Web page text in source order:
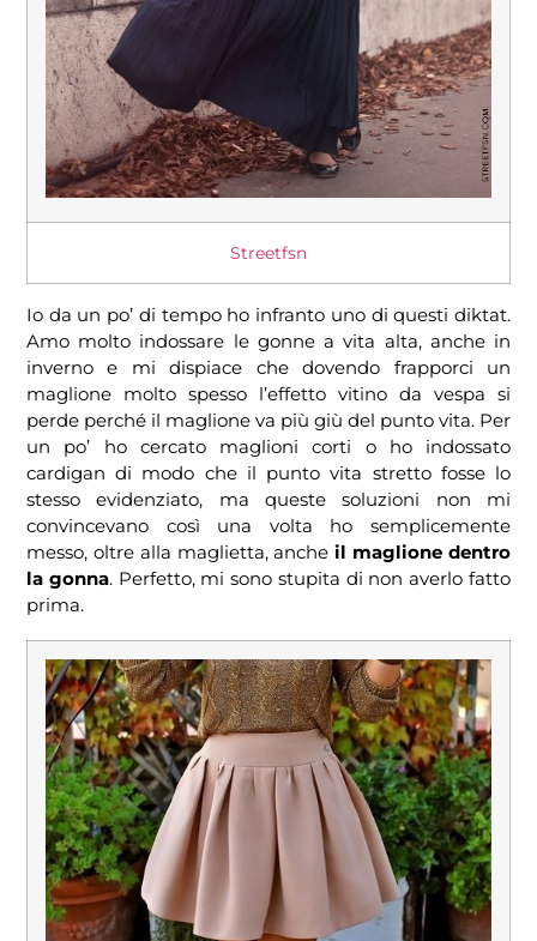
Streetfsn
Io da un po’ di tempo ho infranto uno di questi diktat.
Amo molto indossare le gonne a vita alta, anche in
inverno e mi dispiace che dovendo frapporci un
maglione molto spesso l’effetto vitino da vespa si
perde perché il maglione va più giù del punto vita. Per
un po’ ho cercato maglioni corti o ho indossato
cardigan di modo che il punto vita stretto fosse lo
stesso evidenziato, ma queste soluzioni non mi
convincevano così una volta ho semplicemente
messo, oltre alla maglietta, ancheil maglione dentro
la gonna. Perfetto, mi sono stupita di non averlo fatto
prima.